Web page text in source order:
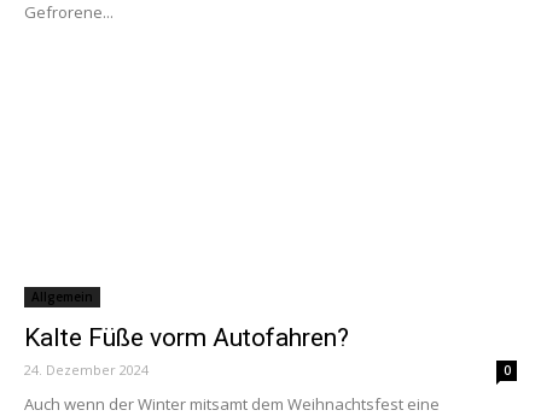
Gefrorene...
Allgemein
Kalte Füße vorm Autofahren?
24. Dezember 2024 0
Auch wenn der Winter mitsamt dem Weihnachtsfest eine